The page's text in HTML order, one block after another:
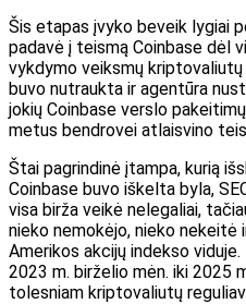
Šis etapas įvyko beveik lygiai
padavė į teismą Coinbase dėl
vykdymo veiksmų
buvo nutraukta ir agentūra
jokių Coinbase verslo
metus bendrovei atlaisvino
Štai pagrindinė įtampa, kurią
Coinbase buvo iškelta byla,
visa birža veikė nelegaliai,
nieko nemokėjo, nieko nekeitė
Amerikos akcijų indekso
2023 m. birželio mėn. iki 2025
tolesniam kriptovaliutų